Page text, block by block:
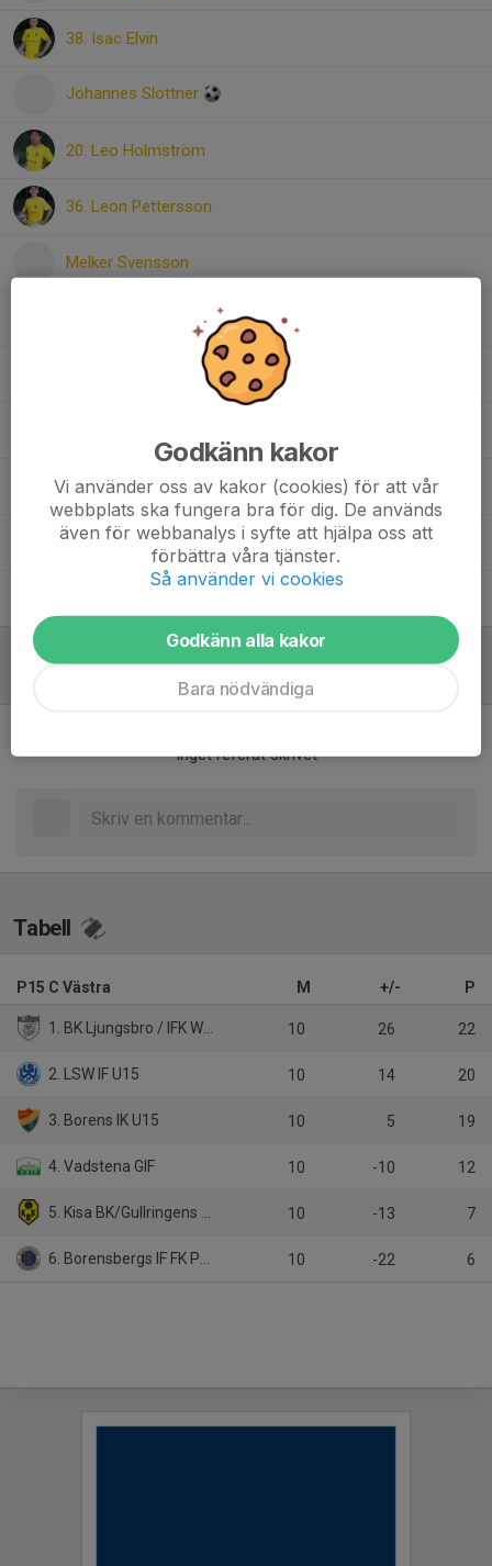
38. Isac Elvin
Johannes Slottner
20. Leo Holmström
36. Leon Pettersson
Melker Svensson
35. Mohamed Haybe
1. Vincent Christensen
1. Wilhelm Björk
Inget referat skrivet
Tabell
P15 C Västra M +/- P
1. BK Ljungsbro / IFK Wreta kloster P15 10 26 22
2. LSW IF U15 10 14 20
3. Borens IK U15 10 5 19
4. Vadstena GIF 10 -10 12
5. Kisa BK/Gullringens GoIF 10 -13 7
6. Borensbergs IF FK P2011 10 -22 6
Godkänn kakor
Vi använder oss av kakor (cookies) för att vår
webbplats ska fungera bra för dig. De används
även för webbanalys i syfte att hjälpa oss att
förbättra våra tjänster.
Så använder vi cookies
Godkänn alla kakor
Bara nödvändiga